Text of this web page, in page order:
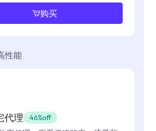
购买
性能
代理 46%off